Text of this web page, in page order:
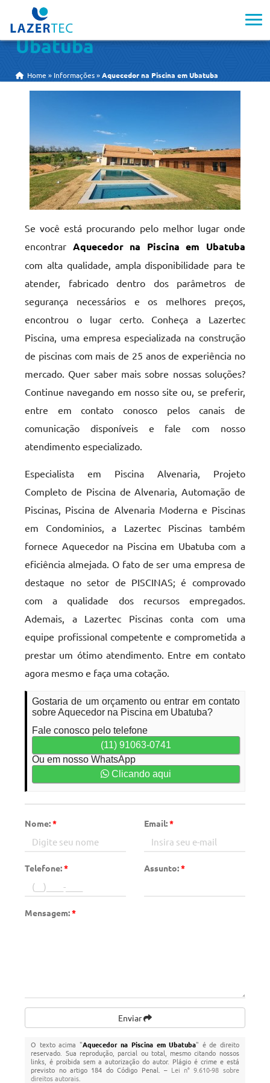
Aquecedor na Piscina em
Ubatuba
Home » Informações »Aquecedor na Piscina em Ubatuba
Se você está procurando pelo melhor lugar onde
encontrar Aquecedor na Piscina em Ubatuba
com alta qualidade, ampla disponibilidade para te
atender, fabricado dentro dos parâmetros de
segurança necessários e os melhores preços,
encontrou o lugar certo. Conheça a Lazertec
Piscina, uma empresa especializada na construção
de piscinas com mais de 25 anos de experiência no
mercado. Quer saber mais sobre nossas soluções?
Continue navegando em nosso site ou, se preferir,
entre em contato conosco pelos canais de
comunicação disponíveis e fale com nosso
atendimento especializado.
Especialista em Piscina Alvenaria, Projeto
Completo de Piscina de Alvenaria, Automação de
Piscinas, Piscina de Alvenaria Moderna e Piscinas
em Condominios, a Lazertec Piscinas também
fornece Aquecedor na Piscina em Ubatuba com a
eficiência almejada. O fato de ser uma empresa de
destaque no setor de PISCINAS; é comprovado
com a qualidade dos recursos empregados.
Ademais, a Lazertec Piscinas conta com uma
equipe profissional competente e comprometida a
prestar um ótimo atendimento. Entre em contato
agora mesmo e faça uma cotação.
Gostaria de um orçamento ou entrar em contato
sobre Aquecedor na Piscina em Ubatuba?
Fale conosco pelo telefone
(11) 91063-0741
Ou em nosso WhatsApp
Clicando aqui
Nome:* Email:*
Telefone:* Assunto:*
Mensagem:*
Enviar
O texto acima "Aquecedor na Piscina em Ubatuba" é de direito
reservado. Sua reprodução, parcial ou total, mesmo citando nossos
links, é proibida sem a autorização do autor. Plágio é crime e está
previsto no artigo 184 do Código Penal. – Lei n° 9.610-98 sobre
direitos autorais